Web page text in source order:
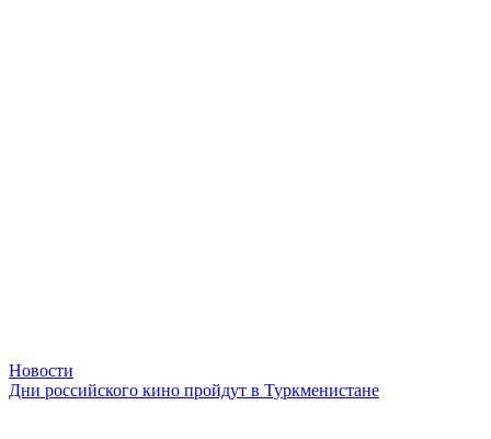
Новости
Дни российского кино пройдут в Туркменистане